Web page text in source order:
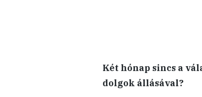
Két hónap sincs a
dolgok állásával?